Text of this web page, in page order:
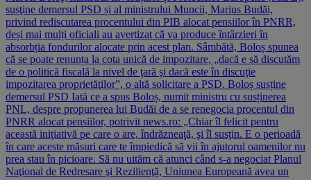
susţine demersul PSD și al ministrului Muncii, Marius Budăi,
privind rediscutarea procentului din PIB alocat pensiilor în PNRR,
deși mai mulți oficiali au avertizat că va produce întârzieri în
absorbția fondurilor alocate prin acest plan. Sâmbătă, Boloș spunea
că se poate renunța la cota unică de impozitare, „dacă e să discutăm
de o politică fiscală la nivel de ţară şi dacă este în discuţie
impozitarea proprietăţilor”, o altă solicitare a PSD. Boloș susține
demersul PSD Iată ce a spus Boloș, numit ministru cu susținerea
PNL, despre propunerea lui Budăi de a se renegocia procentul din
PNRR alocat pensiilor, potrivit news.ro: „Chiar îl felicit pentru
această iniţiativă pe care o are, îndrăzneaţă, şi îl susţin. E o perioadă
în care aceste măsuri care te împiedică să vii în ajutorul oamenilor nu
prea stau în picioare. Să nu uităm că atunci când s-a negociat Planul
Naţional de Redresare şi Rezilienţă, Uniunea Europeană avea un